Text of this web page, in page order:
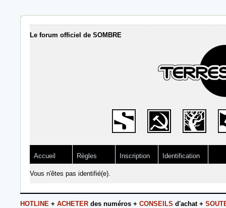
Le forum officiel de SOMBRE
Accueil Règles Inscription Identification
Vous n'êtes pas identifié(e).
HOTLINE + ACHETER des numéros + CONSEILS d'achat +